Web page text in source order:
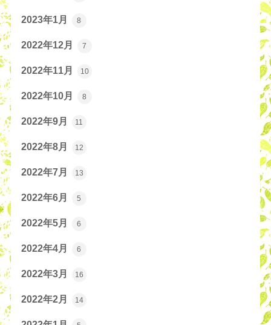
2023年1月 8
2022年12月 7
2022年11月 10
2022年10月 8
2022年9月 11
2022年8月 12
2022年7月 13
2022年6月 5
2022年5月 6
2022年4月 6
2022年3月 16
2022年2月 14